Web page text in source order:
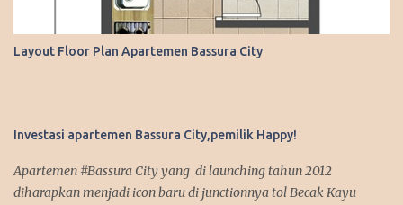
Layout Floor Plan Apartemen Bassura City
Investasi apartemen Bassura City,pemilik Happy!
Apartemen #Bassura City yang di launching tahun 2012
diharapkan menjadi icon baru di junctionnya tol Becak Kayu